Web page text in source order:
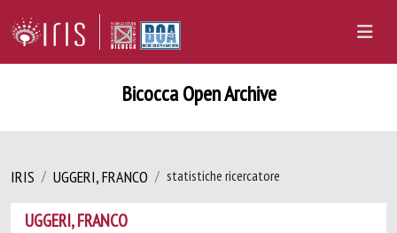
Bicocca Open Archive
IRIS UGGERI, FRANCO statistiche ricercatore
UGGERI, FRANCO